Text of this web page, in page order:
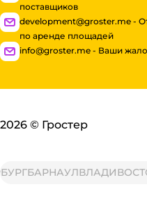
поставщиков
development@groster.me -
по аренде площадей
info@groster.me - Ваши
2026 © Гростер
БАРНАУЛВЛАДИВОСТОК